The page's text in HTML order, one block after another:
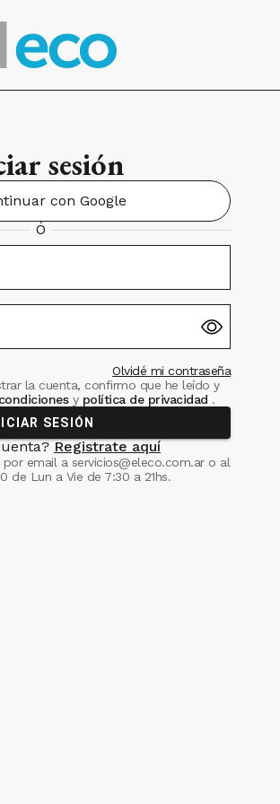
sesión
con Google
Ó
Olvidé mi contraseña
la cuenta, confirmo que he leído y
ypolítica de privacidad .
SESIÓN
Registrate aquí
por email a servicios@eleco.com.aro al
de Lun a Vie de 7:30 a 21hs.